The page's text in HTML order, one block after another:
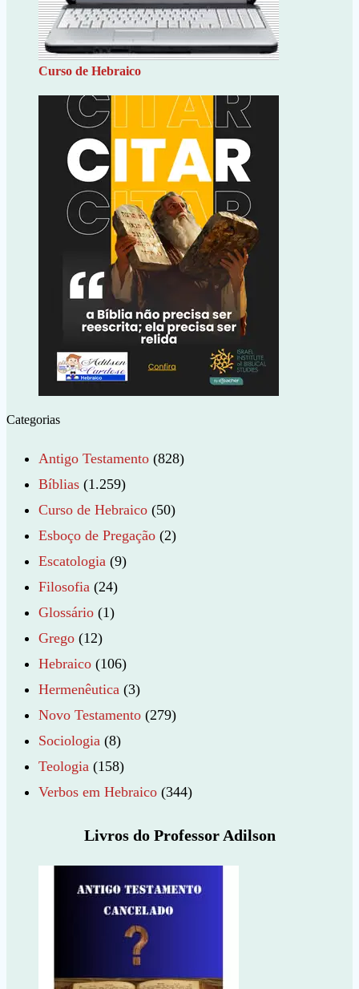
Curso de Hebraico
Categorias
Antigo Testamento (828)
Bíblias (1.259)
Curso de Hebraico (50)
Esboço de Pregação (2)
Escatologia (9)
Filosofia (24)
Glossário (1)
Grego (12)
Hebraico (106)
Hermenêutica (3)
Novo Testamento (279)
Sociologia (8)
Teologia (158)
Verbos em Hebraico (344)
Livros do Professor Adilson